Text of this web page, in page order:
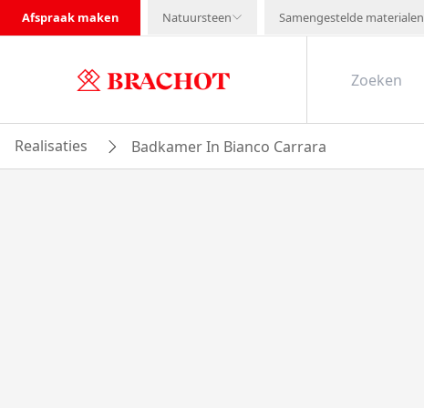
Afspraak maken Natuursteen Samengestelde materialen
Realisaties Badkamer In Bianco Carrara